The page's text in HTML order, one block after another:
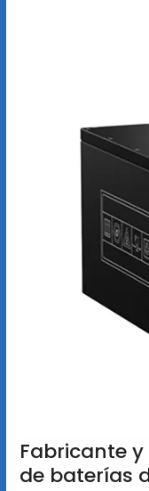
Fabricante
de baterías